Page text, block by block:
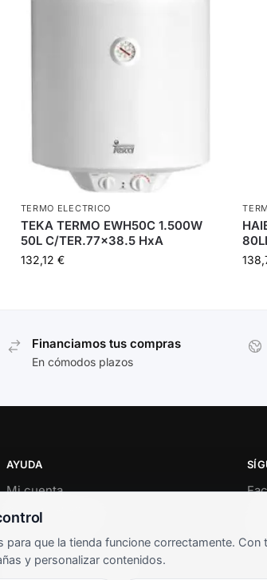
TERMO ELECTRICO
TEKA TERMO EWH50C 1.500W
50L C/TER.77×38.5 HxA
132,12 €
Financiamos tus compras
En cómodos plazos
AYUDA
Mi cuenta
Soporte al cliente
Términos y condiciones
Preguntas frecuentes
que la tienda funcione correctamente.
y personalizar contenidos.